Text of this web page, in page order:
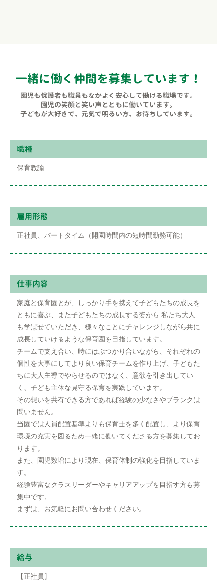
一緒に働く仲間を募集しています！
園児も保護者も職員もなかよく安心して働ける職場です。
園児の笑顔と笑い声とともに働いています。
子どもが大好きで、元気で明るい方、お待ちしています。
職種
保育教諭
雇⽤形態
正社員、パートタイム（開園時間内の短時間勤務可能）
仕事内容
家庭と保育園とが、しっかり⼿を携えて⼦どもたちの成⻑を
ともに喜ぶ、また⼦どもたちの成⻑する姿から 私たち⼤⼈
も学ばせていただき、様々なことにチャレンジしながら共に
成⻑していけるような保育園を⽬指しています。
チームで⽀え合い、時にはぶつかり合いながら、それぞれの
個性を⼤事にしてより良い保育チームを作り上げ、⼦どもた
ちに⼤⼈主導でやらせるのではなく、意欲を引き出してい
く、⼦ども主体な⾒守る保育を実践しています。
その想いを共有できる⽅であれば経験の少なさやブランクは
問いません。
当園では⼈員配置基準よりも保育⼠を多く配置し、より保育
環境の充実を図るため⼀緒に働いてくださる⽅を募集してお
ります。
また、園児数増により現在、保育体制の強化を⽬指していま
す。
経験豊富なクラスリーダーやキャリアアップを⽬指す⽅も募
集中です。
まずは、お気軽にお問い合わせください。
給与
【正社員】